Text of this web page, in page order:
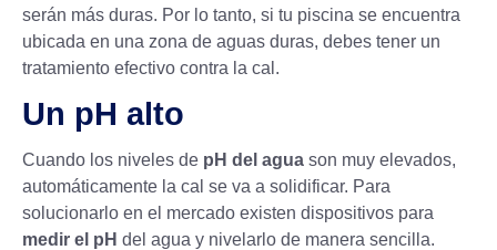
serán más duras. Por lo tanto, si tu piscina se encuentra
ubicada en una zona de aguas duras, debes tener un
tratamiento efectivo contra la cal.
Un pH alto
Cuando los niveles de pH del agua son muy elevados,
automáticamente la cal se va a solidificar. Para
solucionarlo en el mercado existen dispositivos para
medir el pH del agua y nivelarlo de manera sencilla.